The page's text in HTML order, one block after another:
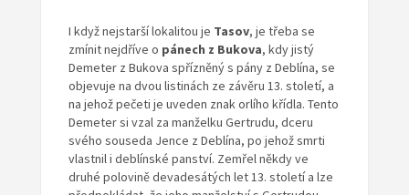
I když nejstarší lokalitou je Tasov, je třeba se
zmínit nejdříve o pánech z Bukova, kdy jistý
Demeter z Bukova spřízněný s pány z Deblína, se
objevuje na dvou listinách ze závěru 13. století, a
na jehož pečeti je uveden znak orlího křídla. Tento
Demeter si vzal za manželku Gertrudu, dceru
svého souseda Jence z Deblína, po jehož smrti
vlastnil i deblínské panství. Zemřel někdy ve
druhé polovině devadesátých let 13. století a lze